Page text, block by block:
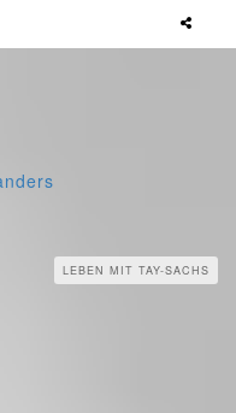
LEBEN MIT TAY-SACHS